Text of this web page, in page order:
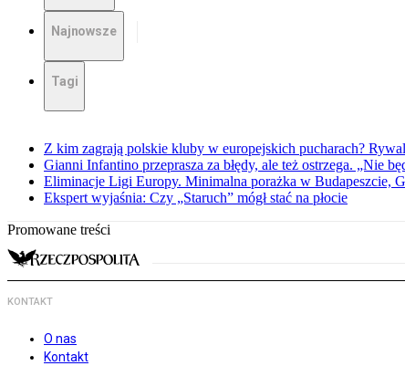
Najnowsze
Tagi
Z kim zagrają polskie kluby w europejskich pucharach?
Gianni Infantino przeprasza za błędy, ale też ostrzega. „Nie
Eliminacje Ligi Europy. Minimalna porażka w Budapeszcie,
Ekspert wyjaśnia: Czy „Staruch” mógł stać na płocie
Promowane treści
KONTAKT
O nas
Kontakt